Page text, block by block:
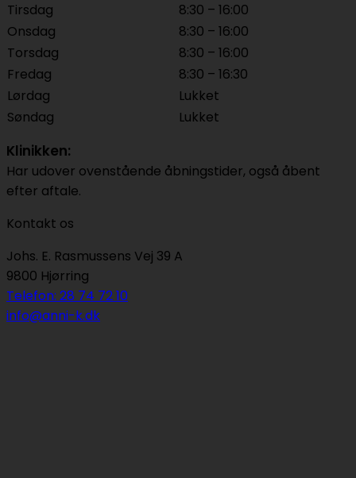
Tirsdag
8:30 – 16:00
Onsdag
8:30 – 16:00
Torsdag
8:30 – 16:00
Fredag
8:30 – 16:30
Lørdag
Lukket
Søndag
Lukket
Klinikken:
Har udover ovenstående åbningstider, også åbent
efter aftale.
Kontakt os
Johs. E. Rasmussens Vej 39 A
9800 Hjørring
Telefon: 28 74 72 10
info@anni-k.dk